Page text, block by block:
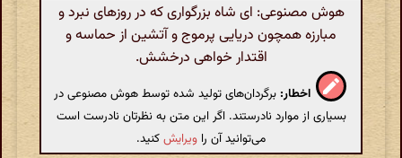
هوش مصنوعی: ای شاه بزرگواری که در روزهای نبرد و
مبارزه همچون دریایی پرموج و آتشین از حماسه و
اقتدار خواهی درخشش.
اخطار: برگردان‌های تولید شده توسط هوش مصنوعی در
بسیاری از موارد نادرستند. اگر این متن به نظرتان نادرست است
می‌توانید آن را ویرایشکنید.